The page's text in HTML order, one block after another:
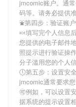
jmcomic账户。通
码等。请务必提供
⛲️第四步：验证账户
🍬填写完个人信息
您提供的电子邮件
照提示进行验证操
分子滥用您的个人信
🕔第五步：设置安
jmcomic通常要求
🉑例如，可以设置
据系统的提示设置